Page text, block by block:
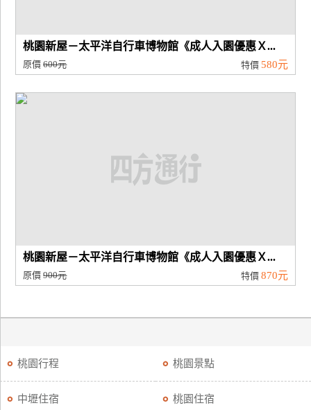
桃園新屋－太平洋自行車博物館《成人入園優惠Ｘ...
原價600元 特價 580元
桃園新屋－太平洋自行車博物館《成人入園優惠Ｘ...
原價900元 特價 870元
桃園行程 桃園景點
中壢住宿 桃園住宿